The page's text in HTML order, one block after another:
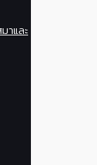
าและ